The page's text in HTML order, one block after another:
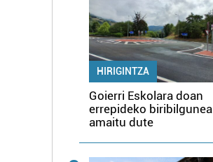
HIRIGINTZA
Goierri Eskolara doan
errepideko biribilgunea
amaitu dute